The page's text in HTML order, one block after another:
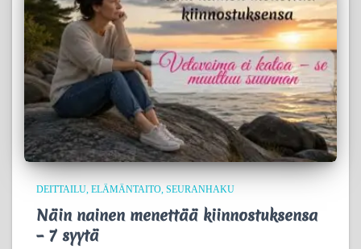
DEITTAILU ELÄMÄNTAITO SEURANHAKU
Näin nainen menettää kiinnostuksensa
– 7 syytä